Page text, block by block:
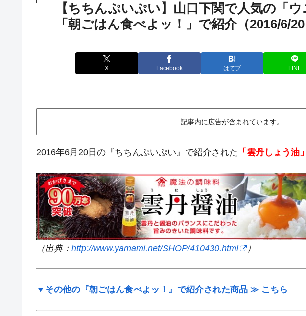
【ちちんぷいぷい】山口下関で人気の「
「朝ごはん食べよッ！」で紹介（2016/6/20
X Facebook はてブ LINE
記事内に広告が含まれています。
2016年6月20日の『ちちんぷいぷい』で紹介された 「雲丹しょう油」
（出典： http://www.yamami.net/SHOP/410430.html ）
▼その他の『朝ごはん食べよッ！』で紹介された商品 ≫ こちら